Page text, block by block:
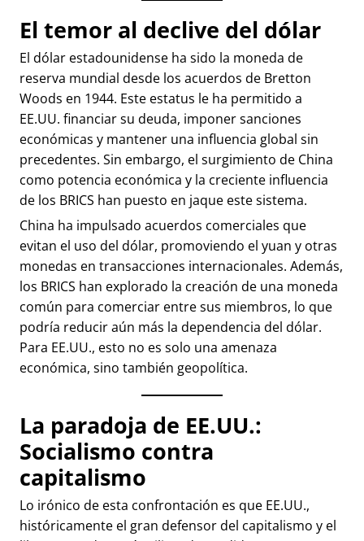
El temor al declive del dólar
El dólar estadounidense ha sido la moneda de
reserva mundial desde los acuerdos de Bretton
Woods en 1944. Este estatus le ha permitido a
EE.UU. financiar su deuda, imponer sanciones
económicas y mantener una influencia global sin
precedentes. Sin embargo, el surgimiento de China
como potencia económica y la creciente influencia
de los BRICS han puesto en jaque este sistema.
China ha impulsado acuerdos comerciales que
evitan el uso del dólar, promoviendo el yuan y otras
monedas en transacciones internacionales. Además,
los BRICS han explorado la creación de una moneda
común para comerciar entre sus miembros, lo que
podría reducir aún más la dependencia del dólar.
Para EE.UU., esto no es solo una amenaza
económica, sino también geopolítica.
La paradoja de EE.UU.:
Socialismo contra
capitalismo
Lo irónico de esta confrontación es que EE.UU.,
históricamente el gran defensor del capitalismo y el